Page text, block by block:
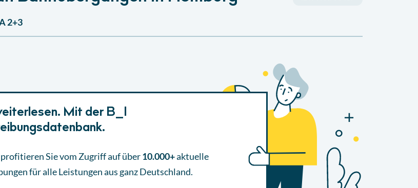
2+3
Mit der B_I
Sie vom Zugriff auf über10.000+aktuelle
für alle Leistungen aus ganz Deutschland.